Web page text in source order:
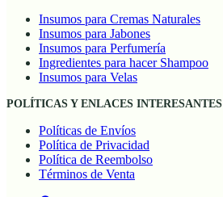
Insumos para Cremas Naturales
Insumos para Jabones
Insumos para Perfumería
Ingredientes para hacer Shampoo
Insumos para Velas
POLÍTICAS Y ENLACES INTERESANTES
Políticas de Envíos
Política de Privacidad
Política de Reembolso
Términos de Venta